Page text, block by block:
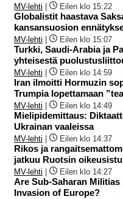
MV-lehti Eilen klo 15:22
Globalistit haastava
kansansuosion
MV-lehti Eilen klo 15:07
Turkki, Saudi-Arabia ja
yhteisestä
MV-lehti Eilen klo 14:59
Iran ilmoitti Hormuzin
Trumpia lopettamaan
MV-lehti Eilen klo 14:49
Mielipidemittaus:
Ukrainan vaaleissa
MV-lehti Eilen klo 14:37
Rikos ja
jatkuu Ruotsin
MV-lehti Eilen klo 14:27
Are Sub-Saharan
Invasion of Europe?